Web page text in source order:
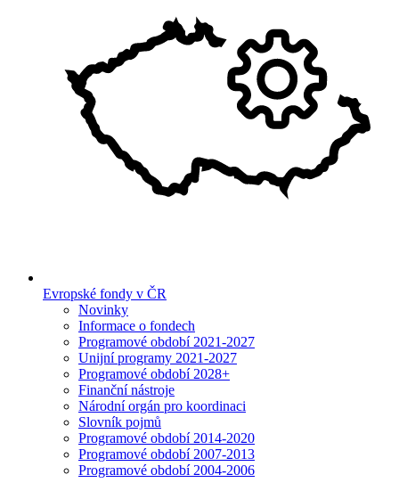
Evropské fondy v ČR
Novinky
Informace o fondech
Programové období 2021-2027
Unijní programy 2021-2027
Programové období 2028+
Finanční nástroje
Národní orgán pro koordinaci
Slovník pojmů
Programové období 2014-2020
Programové období 2007-2013
Programové období 2004-2006